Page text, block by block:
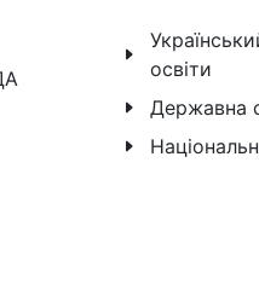
освіти
Державна